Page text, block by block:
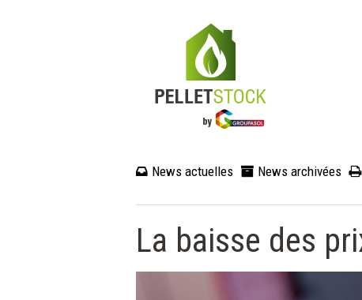
News actuelles News archivées
La baisse des